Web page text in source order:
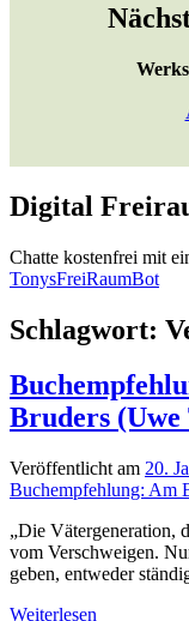
Digital
Chatte kostenfrei mit
TonysFreiRaumBot
Schlagwort:
Bruders
Veröffentlicht am 20.
Buchempfehlung: Am
„Die Vätergeneration,
vom Verschweigen.
geben, entweder
Weiterlesen